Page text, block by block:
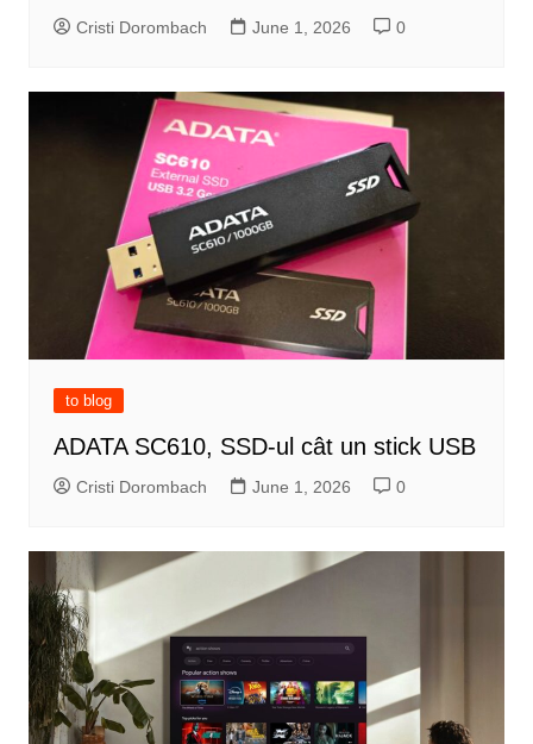
Cristi Dorombach June 1, 2026 0
to blog
ADATA SC610, SSD-ul cât un stick USB
Cristi Dorombach June 1, 2026 0